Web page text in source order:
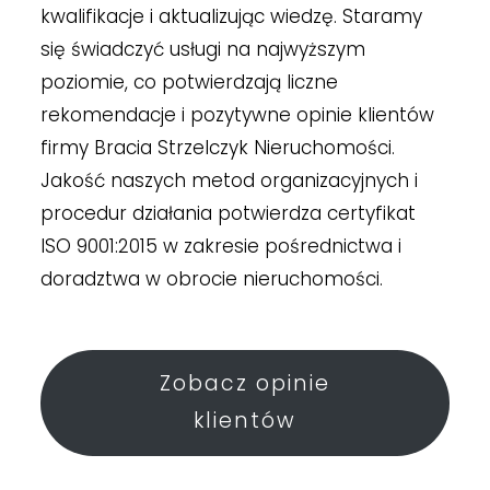
kwalifikacje i aktualizując wiedzę. Staramy
się świadczyć usługi na najwyższym
poziomie, co potwierdzają liczne
rekomendacje i pozytywne opinie klientów
firmy Bracia Strzelczyk Nieruchomości.
Jakość naszych metod organizacyjnych i
procedur działania potwierdza certyfikat
ISO 9001:2015 w zakresie pośrednictwa i
doradztwa w obrocie nieruchomości.
Zobacz opinie
klientów